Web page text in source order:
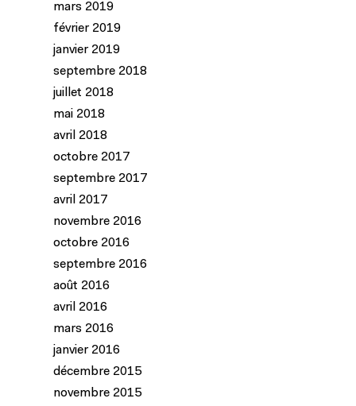
mars 2019
février 2019
janvier 2019
septembre 2018
juillet 2018
mai 2018
avril 2018
octobre 2017
septembre 2017
avril 2017
novembre 2016
octobre 2016
septembre 2016
août 2016
avril 2016
mars 2016
janvier 2016
décembre 2015
novembre 2015